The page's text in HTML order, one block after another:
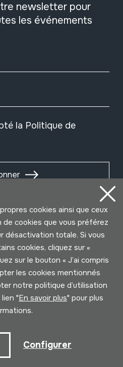
newsletter pour
les événements
la Politique de
par Lotura
cookies ainsi que ceux
de cookies que vous préférez
désactivation totale. Si vous
cookies, cliquez sur «
sur le bouton « J’ai compris
les cookies mentionnés
notre politique d’utilisation
"En savoir plus" pour plus
Configurer